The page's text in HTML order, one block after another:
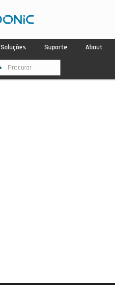
Soluções Suporte About